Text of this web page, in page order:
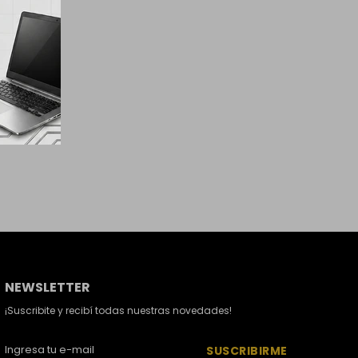
NEWSLETTER
¡Suscribite y recibí todas nuestras novedades!
SUSCRIBIRME